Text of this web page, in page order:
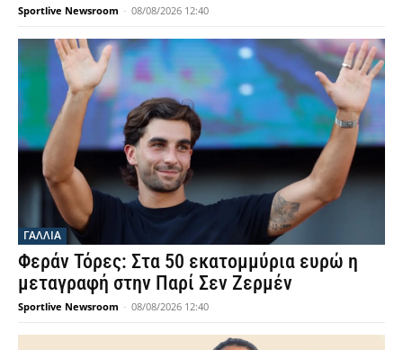
Sportlive Newsroom - 08/08/2026 12:40
ΓΑΛΛΙΑ
Φεράν Τόρες: Στα 50 εκατομμύρια ευρώ η
μεταγραφή στην Παρί Σεν Ζερμέν
Sportlive Newsroom - 08/08/2026 12:40